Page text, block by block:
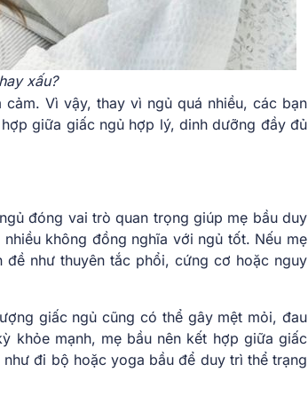
xấu?
Vì vậy, thay vì ngủ quá nhiều, các bạn
giữa giấc ngủ hợp lý, dinh dưỡng đầy đủ
đóng vai trò quan trọng giúp mẹ bầu duy
không đồng nghĩa với ngủ tốt. Nếu mẹ
như thuyên tắc phổi, cứng cơ hoặc nguy
giấc ngủ cũng có thể gây mệt mỏi, đau
khỏe mạnh, mẹ bầu nên kết hợp giữa giấc
đi bộ hoặc yoga bầu để duy trì thể trạng